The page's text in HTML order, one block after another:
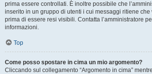
prima essere controllati. È inoltre possibile che
inserito in un gruppo di utenti i cui messaggi ritiene che
prima di essere resi visibili. Contatta l’amministratore
informazioni.
Top
Come posso spostare in cima un mio argomento?
Cliccando sul collegamento “Argomento in cima”